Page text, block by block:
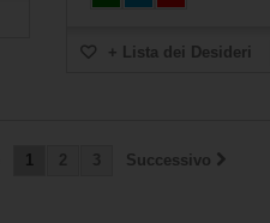
+ Lista dei Desideri
1 Successivo